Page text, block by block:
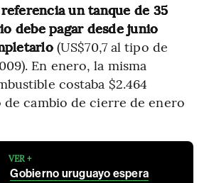
un tanque de 35
debe pagar desde junio
(US$70,7 al tipo de
En enero, la misma
costaba $2.464
de cambio de cierre de enero
VER +
Gobierno uruguayo espera